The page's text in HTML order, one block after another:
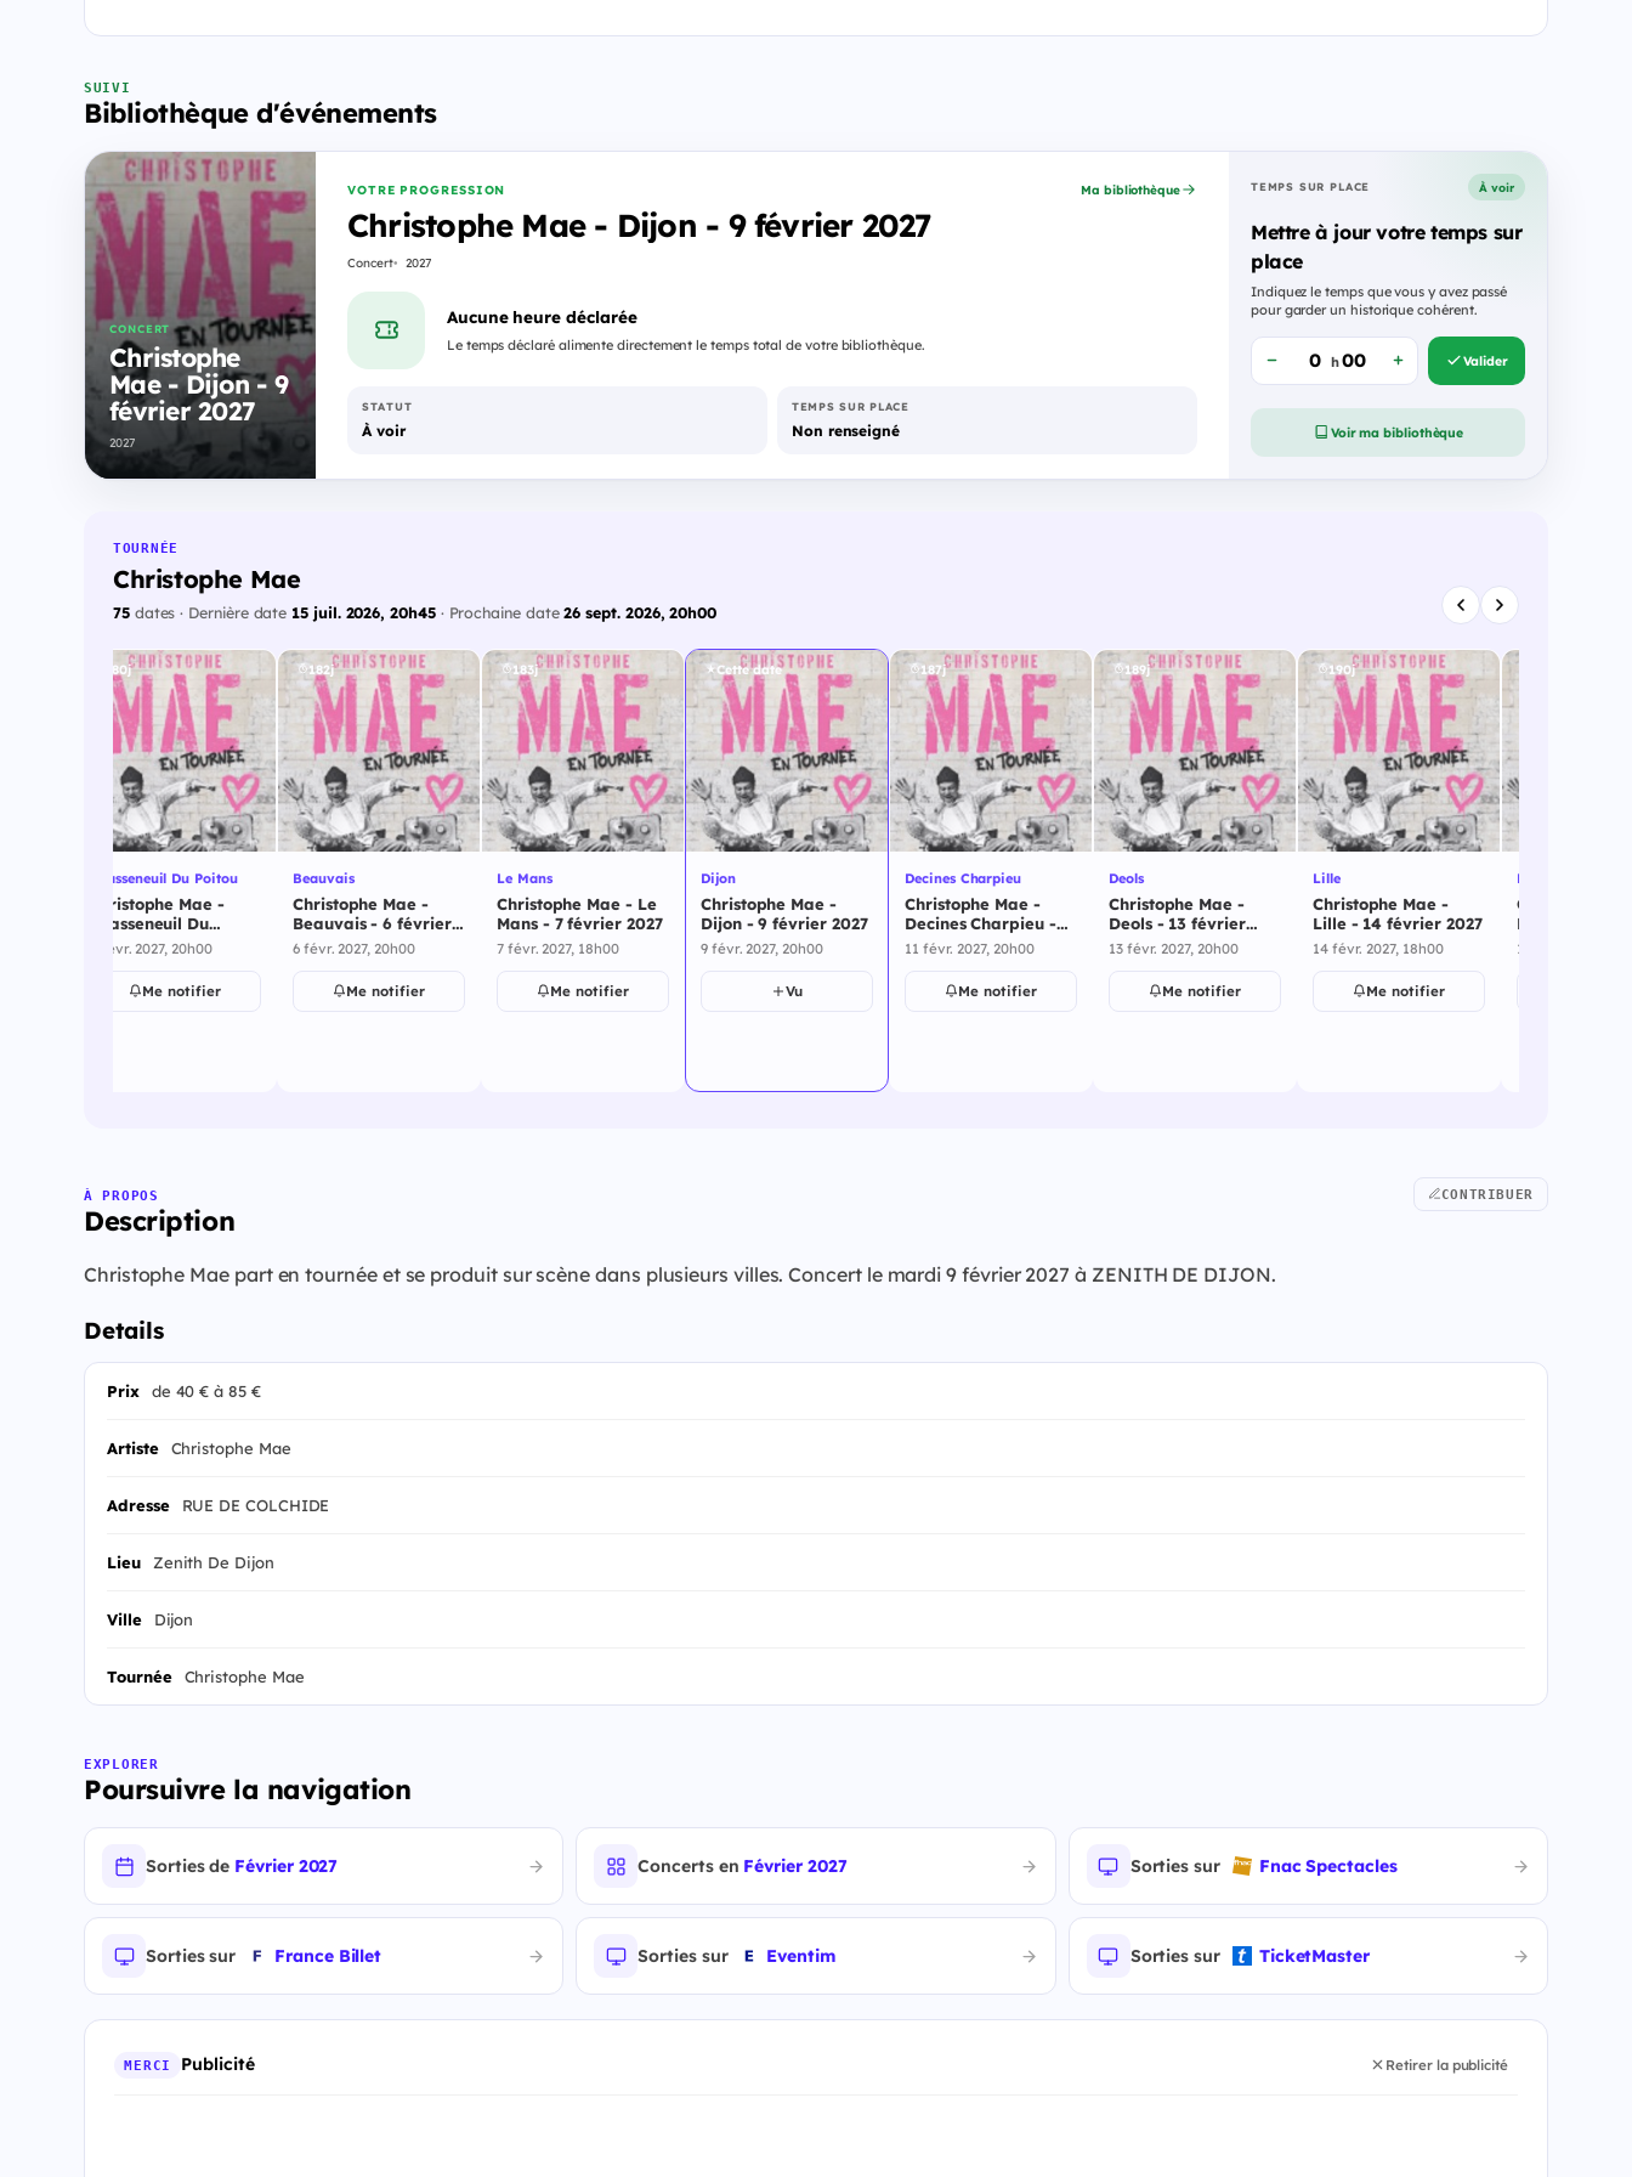
SUIVI
Bibliothèque d'événements
CONCERT
Christophe
Mae - Dijon - 9
février 2027
2027
VOTRE PROGRESSION
Christophe Mae - Dijon - 9 février 2027
Concert 2027
Ma bibliothèque
Aucune heure déclarée
Le temps déclaré alimente directement le temps total de votre bibliothèque.
STATUT
À voir
TEMPS SUR PLACE
Non renseigné
TEMPS SUR PLACE À voir
Mettre à jour votre temps sur
place
Indiquez le temps que vous y avez passé
pour garder un historique cohérent.
h Valider
Voir ma bibliothèque
TOURNÉE
Christophe Mae
75dates · Dernière date 15 juil. 2026, 20h45· Prochaine date26 sept. 2026, 20h00
180j
Chasseneuil Du Poitou
Christophe Mae -
Chasseneuil Du
Poitou - 4 février
4 févr. 2027, 20h00
Me notifier
182j
Beauvais
Christophe Mae -
Beauvais - 6 février
2027
6 févr. 2027, 20h00
Me notifier
183j
Le Mans
Christophe Mae - Le
Mans - 7 février 2027
7 févr. 2027, 18h00
Me notifier
Cette date
Dijon
Christophe Mae -
Dijon - 9 février 2027
9 févr. 2027, 20h00
Vu
187j
Decines Charpieu
Christophe Mae -
Decines Charpieu -
11 février 2027
11 févr. 2027, 20h00
Me notifier
189j
Deols
Christophe Mae -
Deols - 13 février
2027
13 févr. 2027, 20h00
Me notifier
190j
Lille
Christophe Mae -
Lille - 14 février 2027
14 févr. 2027, 18h00
Me notifier
Paris
Christophe
Paris - 17
2027
17 févr. 2027,
À PROPOS
Description
CONTRIBUER
Christophe Mae part en tournée et se produit sur scène dans plusieurs villes. Concert le mardi 9 février 2027 à ZENITH DE DIJON.
Details
Prix de 40 € à 85 €
Artiste Christophe Mae
Adresse RUE DE COLCHIDE
Lieu Zenith De Dijon
Ville Dijon
Tournée Christophe Mae
EXPLORER
Poursuivre la navigation
Sorties de Février 2027 Concerts en Février 2027 Sorties sur Fnac Spectacles
Sorties sur France Billet Sorties sur Eventim Sorties sur TicketMaster
MERCI Publicité Retirer la publicité